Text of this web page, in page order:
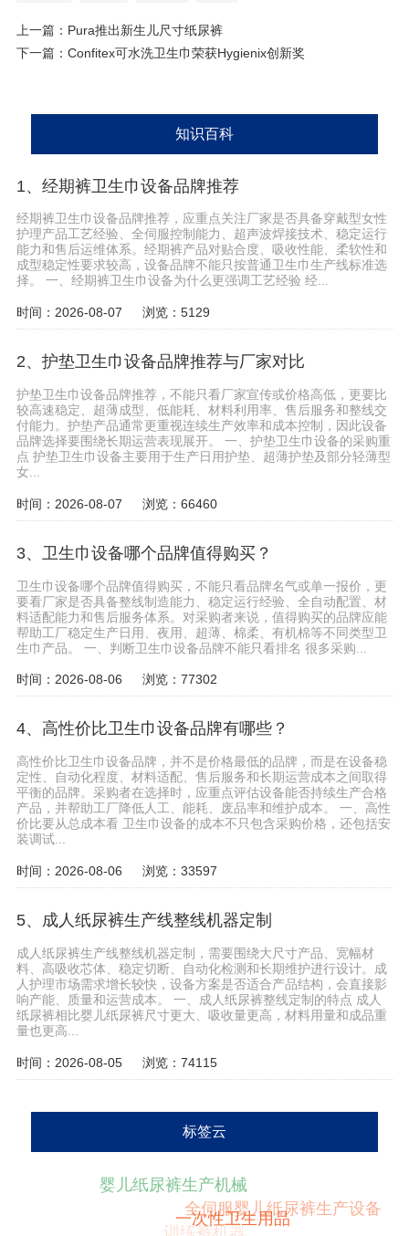
上一篇： Pura推出新生儿尺寸纸尿裤
下一篇： Confitex可水洗卫生巾荣获Hygienix创新奖
知识百科
1、经期裤卫生巾设备品牌推荐
经期裤卫生巾设备品牌推荐，应重点关注厂家是否具备穿戴型女性
护理产品工艺经验、全伺服控制能力、超声波焊接技术、稳定运行
能力和售后运维体系。经期裤产品对贴合度、吸收性能、柔软性和
成型稳定性要求较高，设备品牌不能只按普通卫生巾生产线标准选
择。 一、经期裤卫生巾设备为什么更强调工艺经验 经...
时间：2026-08-07 浏览：5129
2、护垫卫生巾设备品牌推荐与厂家对比
护垫卫生巾设备品牌推荐，不能只看厂家宣传或价格高低，更要比
较高速稳定、超薄成型、低能耗、材料利用率、售后服务和整线交
付能力。护垫产品通常更重视连续生产效率和成本控制，因此设备
品牌选择要围绕长期运营表现展开。 一、护垫卫生巾设备的采购重
点 护垫卫生巾设备主要用于生产日用护垫、超薄护垫及部分轻薄型
女...
时间：2026-08-07 浏览：66460
3、卫生巾设备哪个品牌值得购买？
卫生巾设备哪个品牌值得购买，不能只看品牌名气或单一报价，更
要看厂家是否具备整线制造能力、稳定运行经验、全自动配置、材
料适配能力和售后服务体系。对采购者来说，值得购买的品牌应能
帮助工厂稳定生产日用、夜用、超薄、棉柔、有机棉等不同类型卫
生巾产品。 一、判断卫生巾设备品牌不能只看排名 很多采购...
时间：2026-08-06 浏览：77302
4、高性价比卫生巾设备品牌有哪些？
高性价比卫生巾设备品牌，并不是价格最低的品牌，而是在设备稳
定性、自动化程度、材料适配、售后服务和长期运营成本之间取得
平衡的品牌。采购者在选择时，应重点评估设备能否持续生产合格
产品，并帮助工厂降低人工、能耗、废品率和维护成本。 一、高性
价比要从总成本看 卫生巾设备的成本不只包含采购价格，还包括安
装调试...
时间：2026-08-06 浏览：33597
5、成人纸尿裤生产线整线机器定制
成人纸尿裤生产线整线机器定制，需要围绕大尺寸产品、宽幅材
料、高吸收芯体、稳定切断、自动化检测和长期维护进行设计。成
人护理市场需求增长较快，设备方案是否适合产品结构，会直接影
响产能、质量和运营成本。 一、成人纸尿裤整线定制的特点 成人
纸尿裤相比婴儿纸尿裤尺寸更大、吸收量更高，材料用量和成品重
量也更高...
时间：2026-08-05 浏览：74115
标签云
全伺服婴儿纸尿裤生产设备
婴儿纸尿裤生产机械
训练裤机器